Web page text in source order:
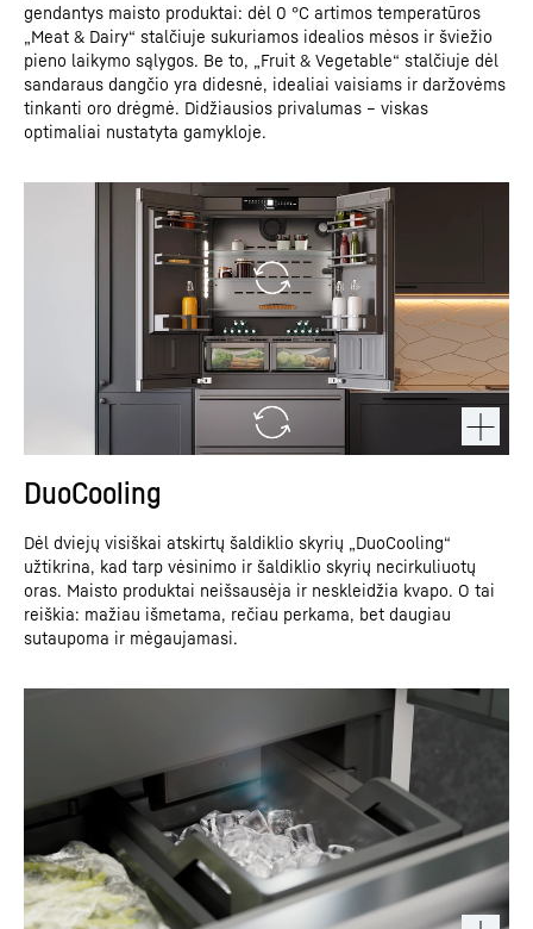
gendantys maisto produktai: dėl 0 °C artimos temperatūros
„Meat & Dairy“ stalčiuje sukuriamos idealios mėsos ir šviežio
pieno laikymo sąlygos. Be to, „Fruit & Vegetable“ stalčiuje dėl
sandaraus dangčio yra didesnė, idealiai vaisiams ir daržovėms
tinkanti oro drėgmė. Didžiausios privalumas – viskas
optimaliai nustatyta gamykloje.
DuoCooling
Dėl dviejų visiškai atskirtų šaldiklio skyrių „DuoCooling“
užtikrina, kad tarp vėsinimo ir šaldiklio skyrių necirkuliuotų
oras. Maisto produktai neišsausėja ir neskleidžia kvapo. O tai
reiškia: mažiau išmetama, rečiau perkama, bet daugiau
sutaupoma ir mėgaujamasi.